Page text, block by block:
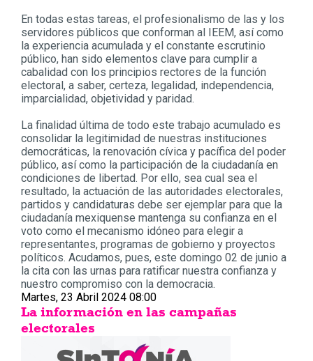
En todas estas tareas, el profesionalismo de las y los
servidores públicos que conforman al IEEM, así como
la experiencia acumulada y el constante escrutinio
público, han sido elementos clave para cumplir a
cabalidad con los principios rectores de la función
electoral, a saber, certeza, legalidad, independencia,
imparcialidad, objetividad y paridad.
La finalidad última de todo este trabajo acumulado es
consolidar la legitimidad de nuestras instituciones
democráticas, la renovación cívica y pacífica del poder
público, así como la participación de la ciudadanía en
condiciones de libertad. Por ello, sea cual sea el
resultado, la actuación de las autoridades electorales,
partidos y candidaturas debe ser ejemplar para que la
ciudadanía mexiquense mantenga su confianza en el
voto como el mecanismo idóneo para elegir a
representantes, programas de gobierno y proyectos
políticos. Acudamos, pues, este domingo 02 de junio a
la cita con las urnas para ratificar nuestra confianza y
nuestro compromiso con la democracia.
Martes, 23 Abril 2024 08:00
La información en las campañas
electorales